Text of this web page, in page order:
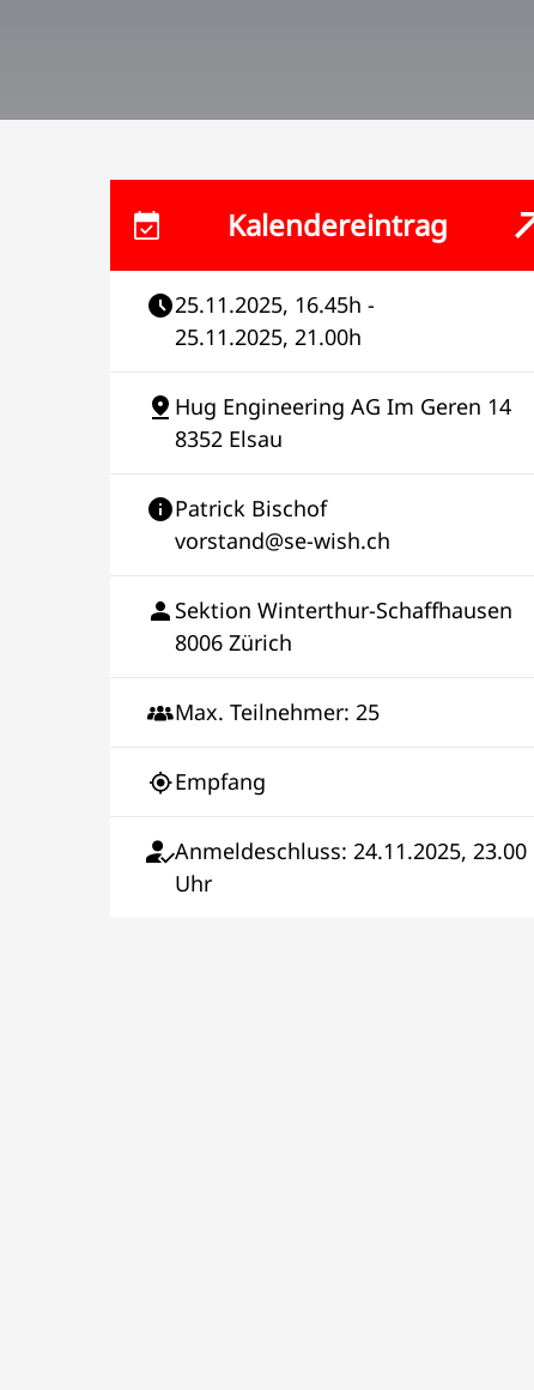
Kalendereintrag
25.11.2025, 16.45h -
25.11.2025, 21.00h
Hug Engineering AG Im Geren 14
8352 Elsau
Patrick Bischof
vorstand@se-wish.ch
Sektion Winterthur-Schaffhausen
8006 Zürich
Max. Teilnehmer: 25
Empfang
Anmeldeschluss: 24.11.2025, 23.00
Uhr